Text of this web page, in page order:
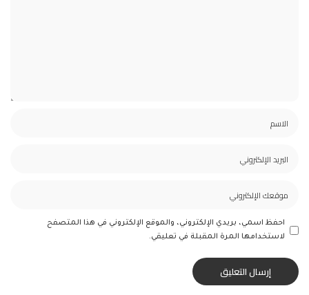
احفظ اسمي، بريدي الإلكتروني، والموقع الإلكتروني في هذا المتصفح
لاستخدامها المرة المقبلة في تعليقي.